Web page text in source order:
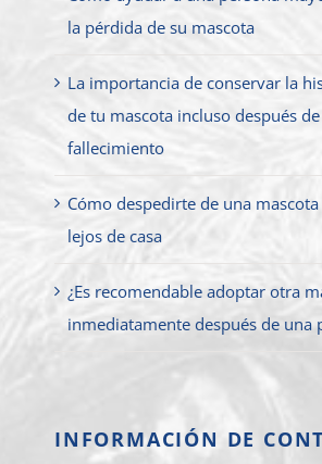
la pérdida de su mascota
La importancia de conservar la
de tu mascota incluso después
fallecimiento
Cómo despedirte de una
lejos de casa
¿Es recomendable adoptar otra
inmediatamente después de una
INFORMACIÓN DE